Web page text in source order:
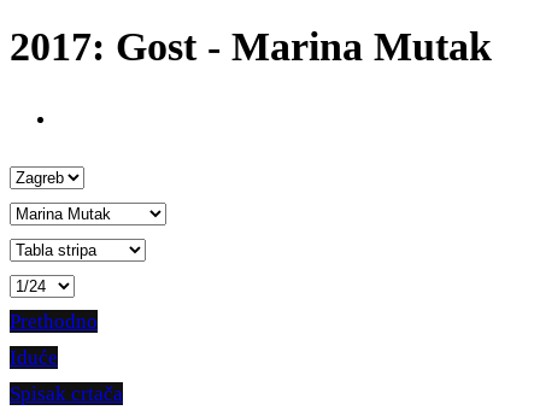
2017: Gost - Marina Mutak
Prethodno
Iduće
Spisak crtača